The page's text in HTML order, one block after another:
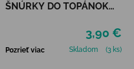
ŠNÚRKY DO TOPÁNOK
3,90 €
Pozrieť viac Skladom (3 ks)